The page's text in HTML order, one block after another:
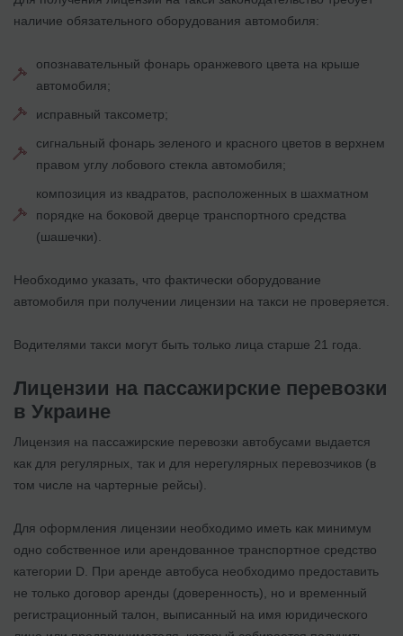
наличие обязательного оборудования автомобиля:
опознавательный фонарь оранжевого цвета на крыше
автомобиля;
исправный таксометр;
сигнальный фонарь зеленого и красного цветов в верхнем
правом углу лобового стекла автомобиля;
композиция из квадратов, расположенных в шахматном
порядке на боковой дверце транспортного средства
(шашечки).
Необходимо указать, что фактически оборудование
автомобиля при получении лицензии на такси не проверяется.
Водителями такси могут быть только лица старше 21 года.
Лицензии на пассажирские перевозки
в Украине
Лицензия на пассажирские перевозки автобусами выдается
как для регулярных, так и для нерегулярных перевозчиков (в
том числе на чартерные рейсы).
Для оформления лицензии необходимо иметь как минимум
одно собственное или арендованное транспортное средство
категории D. При аренде автобуса необходимо предоставить
не только договор аренды (доверенность), но и временный
регистрационный талон, выписанный на имя юридического